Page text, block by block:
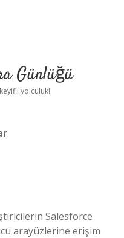
Günlüğü
yolculuk!
Salesforce
arayüzlerine erişim